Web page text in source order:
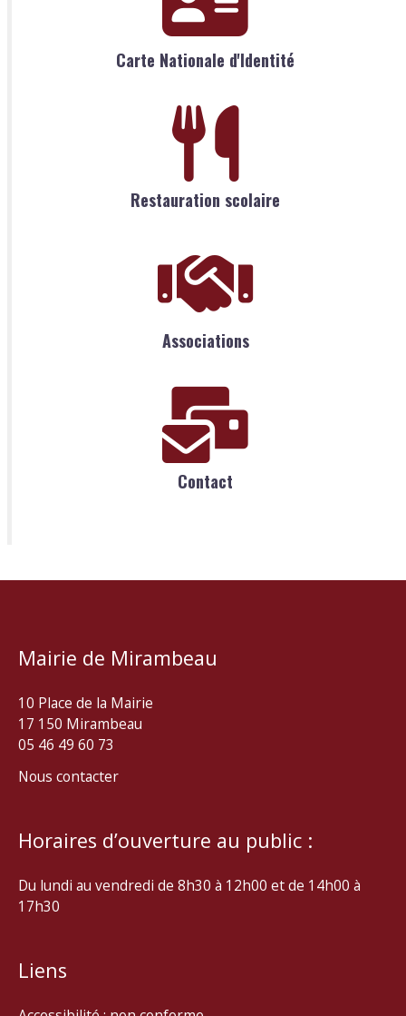
Carte Nationale d'Identité
Restauration scolaire
Associations
Contact
Mairie de Mirambeau
10 Place de la Mairie
17 150 Mirambeau
05 46 49 60 73
Nous contacter
Horaires d’ouverture au public :
Du lundi au vendredi de 8h30 à 12h00 et de 14h00 à
17h30
Liens